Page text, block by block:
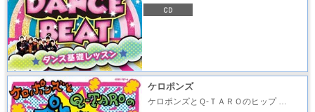
ケロポンズ
ケロポンズとＱ-ＴＡＲＯのヒップ …